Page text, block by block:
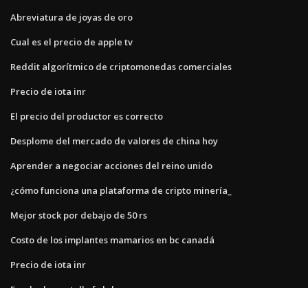
Abreviatura de joyas de oro
Cual es el precio de apple tv
Reddit algorítmico de criptomonedas comerciales
Precio de iota inr
El precio del productor es correcto
Desplome del mercado de valores de china hoy
Aprender a negociar acciones del reino unido
¿cómo funciona una plataforma de cripto minería_
Mejor stock por debajo de 50 rs
Costo de los implantes mamarios en bc canadá
Precio de iota inr